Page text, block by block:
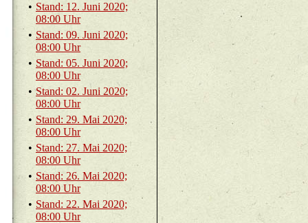
• Stand: 12. Juni 2020;
08:00 Uhr
• Stand: 09. Juni 2020;
08:00 Uhr
• Stand: 05. Juni 2020;
08:00 Uhr
• Stand: 02. Juni 2020;
08:00 Uhr
• Stand: 29. Mai 2020;
08:00 Uhr
• Stand: 27. Mai 2020;
08:00 Uhr
• Stand: 26. Mai 2020;
08:00 Uhr
• Stand: 22. Mai 2020;
08:00 Uhr